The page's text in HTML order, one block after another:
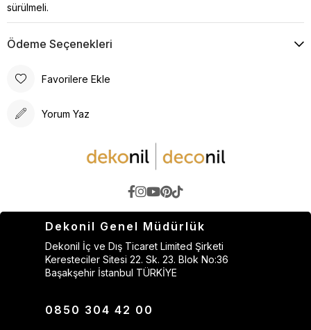
sürülmeli.
Ödeme Seçenekleri
Favorilere Ekle
Yorum Yaz
Dekonil Genel Müdürlük
Dekonil İç ve Dış Ticaret Limited Şirketi
Keresteciler Sitesi 22. Sk. 23. Blok No:36
Başakşehir İstanbul TÜRKİYE
0850 304 42 00